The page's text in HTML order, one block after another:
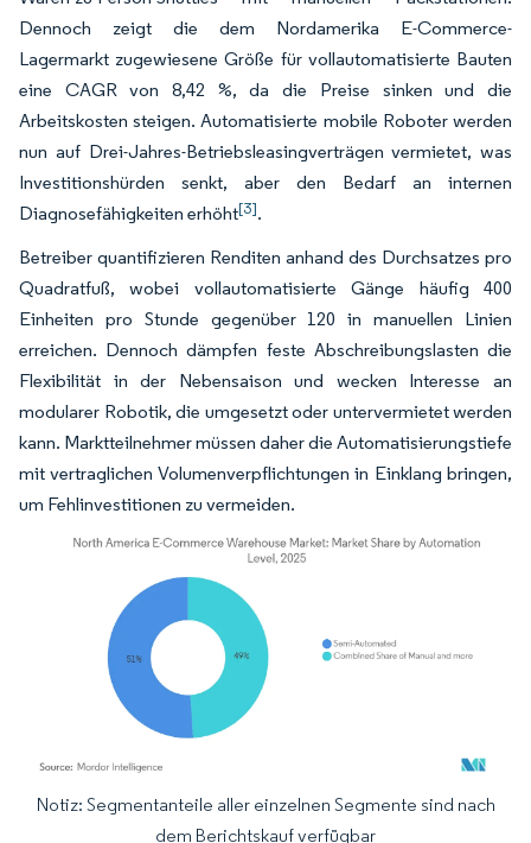
Dennoch zeigt die dem Nordamerika E-Commerce-
Lagermarkt zugewiesene Größe für vollautomatisierte Bauten
eine CAGR von 8,42 %, da die Preise sinken und die
Arbeitskosten steigen. Automatisierte mobile Roboter werden
nun auf Drei-Jahres-Betriebsleasingverträgen vermietet, was
Investitionshürden senkt, aber den Bedarf an internen
Diagnosefähigkeiten erhöht[3].
Betreiber quantifizieren Renditen anhand des Durchsatzes pro
Quadratfuß, wobei vollautomatisierte Gänge häufig 400
Einheiten pro Stunde gegenüber 120 in manuellen Linien
erreichen. Dennoch dämpfen feste Abschreibungslasten die
Flexibilität in der Nebensaison und wecken Interesse an
modularer Robotik, die umgesetzt oder untervermietet werden
kann. Marktteilnehmer müssen daher die Automatisierungstiefe
mit vertraglichen Volumenverpflichtungen in Einklang bringen,
um Fehlinvestitionen zu vermeiden.
Bild © Mordor Intelligence. Wiederverwendung erfordert Namensnennung
Notiz: Segmentanteile aller einzelnen Segmente sind nach
dem Berichtskauf verfügbar